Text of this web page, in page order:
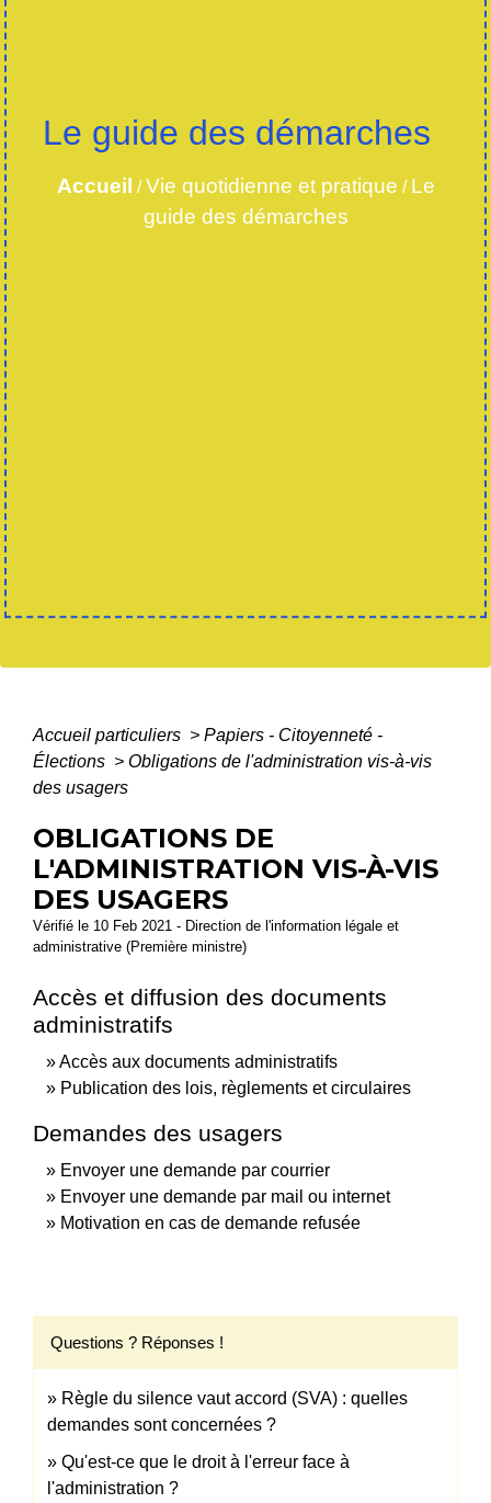
Le guide des démarches
Accueil /Vie quotidienne et pratique / Le
guide des démarches
Accueil particuliers > Papiers - Citoyenneté -
Élections > Obligations de l'administration vis-à-vis
des usagers
OBLIGATIONS DE
L'ADMINISTRATION VIS-À-VIS
DES USAGERS
Vérifié le 10 Feb 2021 - Direction de l'information légale et
administrative (Première ministre)
Accès et diffusion des documents
administratifs
Accès aux documents administratifs
Publication des lois, règlements et circulaires
Demandes des usagers
Envoyer une demande par courrier
Envoyer une demande par mail ou internet
Motivation en cas de demande refusée
Questions ? Réponses !
Règle du silence vaut accord (SVA) : quelles
demandes sont concernées ?
Qu'est-ce que le droit à l'erreur face à
l'administration ?